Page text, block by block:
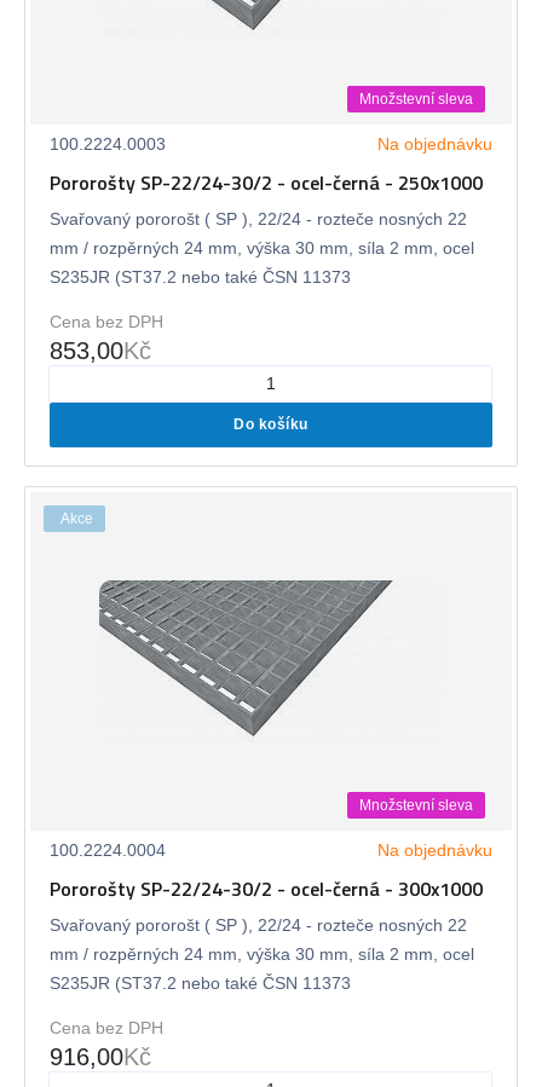
Množstevní sleva
100.2224.0003 Na objednávku
Pororošty SP-22/24-30/2 - ocel-černá - 250x1000
Svařovaný pororošt ( SP ), 22/24 - rozteče nosných 22
mm / rozpěrných 24 mm, výška 30 mm, síla 2 mm, ocel
S235JR (ST37.2 nebo také ČSN 11373
Cena bez DPH
853,00Kč
Do košíku
Akce
Množstevní sleva
100.2224.0004 Na objednávku
Pororošty SP-22/24-30/2 - ocel-černá - 300x1000
Svařovaný pororošt ( SP ), 22/24 - rozteče nosných 22
mm / rozpěrných 24 mm, výška 30 mm, síla 2 mm, ocel
S235JR (ST37.2 nebo také ČSN 11373
Cena bez DPH
916,00Kč